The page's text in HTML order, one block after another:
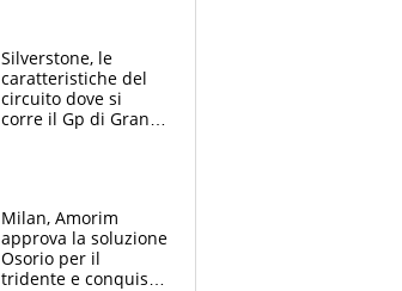
Silverstone, le
caratteristiche del
circuito dove si
corre il Gp di Gran
Milan, Amorim
approva la soluzione
Osorio per il
tridente e conquista